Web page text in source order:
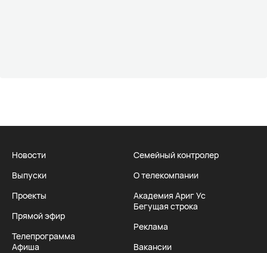
Новости
Выпуски
Проекты
Прямой эфир
Телепрограмма
Афиша
Семейный контролер
О телекомпании
Академия Ариг Ус
Бегущая строка
Реклама
Вакансии